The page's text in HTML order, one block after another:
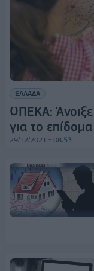
ΕΛΛΑΔΑ
ΟΠΕΚΑ:
για το
29/12/2021 - 08:53